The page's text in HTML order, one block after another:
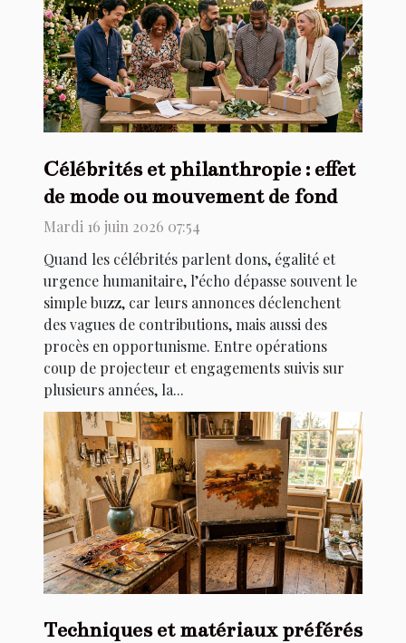
Célébrités et philanthropie : effet
de mode ou mouvement de fond
Mardi 16 juin 2026 07:54
Quand les célébrités parlent dons, égalité et
urgence humanitaire, l’écho dépasse souvent le
simple buzz, car leurs annonces déclenchent
des vagues de contributions, mais aussi des
procès en opportunisme. Entre opérations
coup de projecteur et engagements suivis sur
plusieurs années, la...
Techniques et matériaux préférés